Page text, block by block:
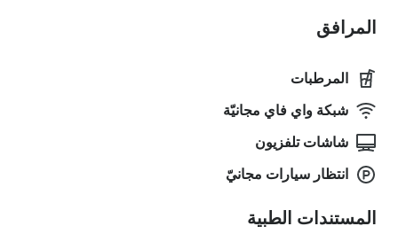
المرافق
المرطبات
شبكة واي فاي مجانيّة
شاشات تلفزيون
انتظار سيارات مجانيّ
المستندات الطبية